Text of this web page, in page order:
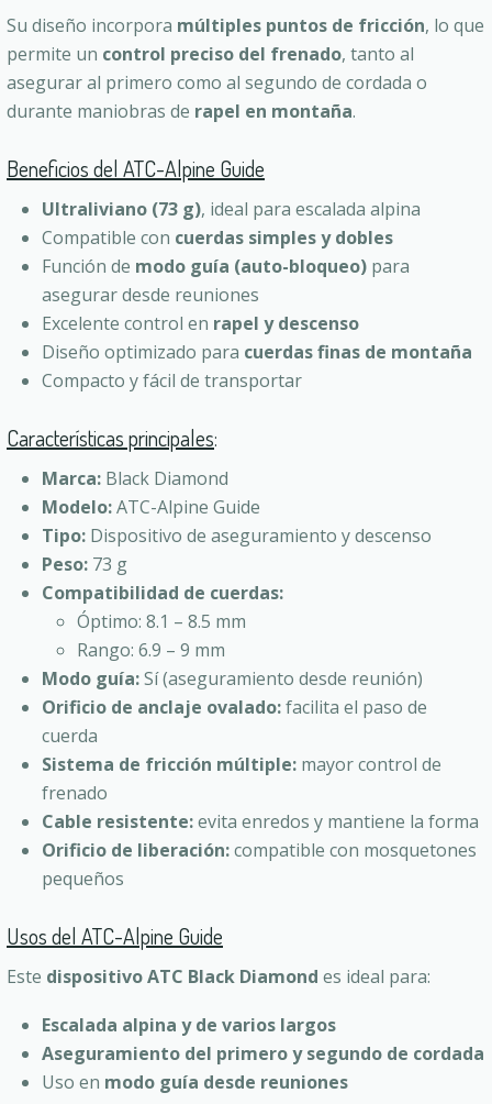
Su diseño incorpora múltiples puntos de fricción, lo que
permite un control preciso del frenado, tanto al
asegurar al primero como al segundo de cordada o
durante maniobras de rapel en montaña.
Beneficios del ATC-Alpine Guide
Ultraliviano (73 g), ideal para escalada alpina
Compatible con cuerdas simples y dobles
Función de modo guía (auto-bloqueo) para
asegurar desde reuniones
Excelente control en rapel y descenso
Diseño optimizado para cuerdas finas de montaña
Compacto y fácil de transportar
Características principales:
Marca: Black Diamond
Modelo:ATC-Alpine Guide
Tipo: Dispositivo de aseguramiento y descenso
Peso: 73 g
Compatibilidad de cuerdas:
Óptimo: 8.1 – 8.5 mm
Rango: 6.9 – 9 mm
Modo guía:Sí (aseguramiento desde reunión)
Orificio de anclaje ovalado:facilita el paso de
cuerda
Sistema de fricción múltiple: mayor control de
frenado
Cable resistente:evita enredos y mantiene la forma
Orificio de liberación:compatible con mosquetones
pequeños
Usos del ATC-Alpine Guide
Este dispositivo ATC Black Diamond es ideal para:
Escalada alpina y de varios largos
Aseguramiento del primero y segundo de cordada
Uso en modo guía desde reuniones